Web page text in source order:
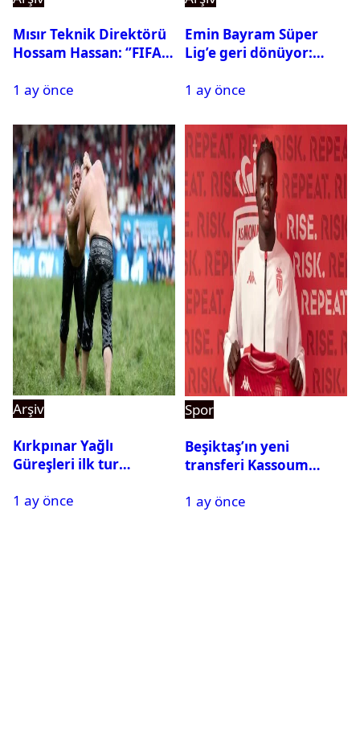
Mısır Teknik Direktörü
Hossam Hassan: ‘’FIFA,
istemiyor’’
1 ay önce
Emin Bayram Süper
Lig’e geri dönüyor:
1 ay önce
Arşiv
Kırkpınar Yağlı
Güreşleri ilk tur
2. tura geçen
1 ay önce
Spor
Beşiktaş’ın yeni
transferi Kassoum
gelecek? Resmi
1 ay önce